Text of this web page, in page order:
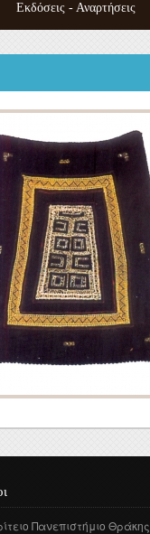
Εκδόσεις - Αναρτήσεις
Εκδόσεις των μελών του
Συνεδρίων και Ημερίδων
Ηλεκτρονική Θρακική
Βιβλιογραφία
Πανεπιστήμιο Θράκης